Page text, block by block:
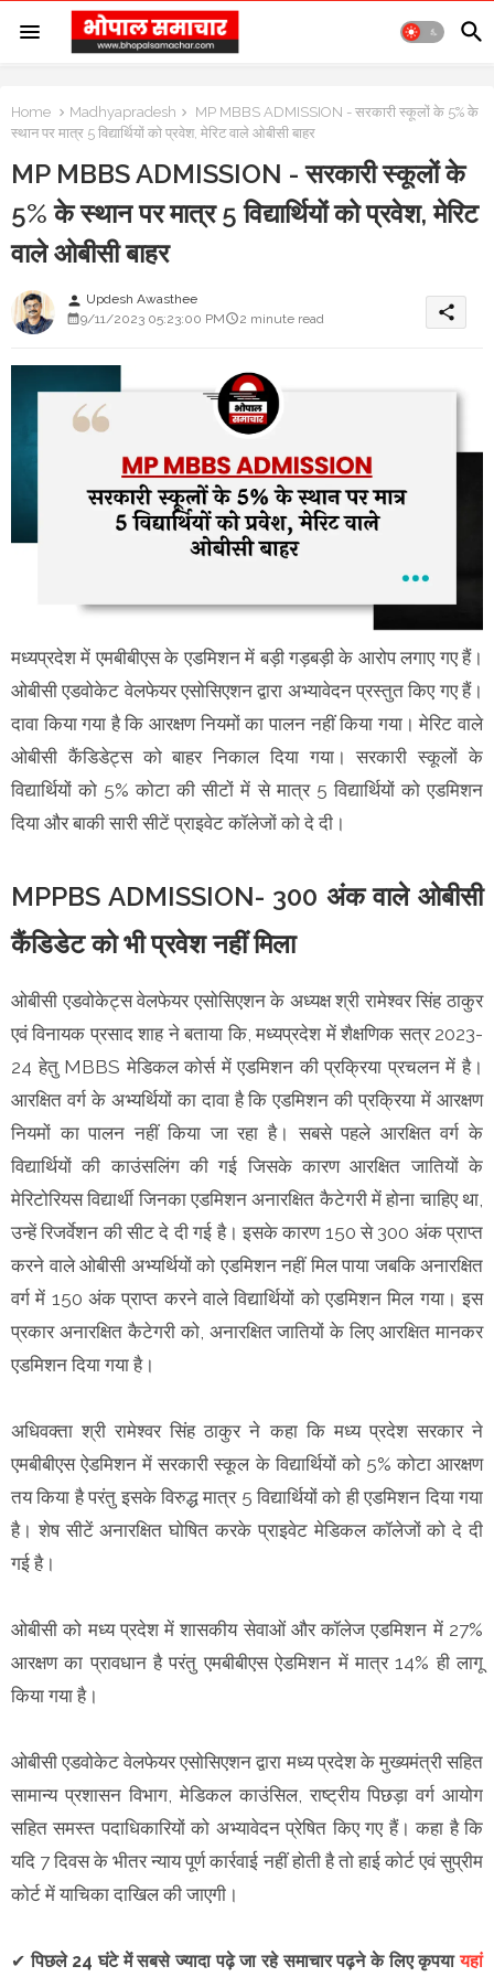
Home Madhyapradesh
MP MBBS ADMISSION - सरकारी स्कूलों के 5% के
स्थान पर मात्र 5 विद्यार्थियों को प्रवेश, मेरिट वाले ओबीसी बाहर
MP MBBS ADMISSION - सरकारी स्कूलों के
5% के स्थान पर मात्र 5 विद्यार्थियों को प्रवेश, मेरिट
वाले ओबीसी बाहर
person Updesh Awasthee
9/11/2023 05:23:00 PM
2 minute read share
मध्यप्रदेश में एमबीबीएस के एडमिशन में बड़ी गड़बड़ी के आरोप लगाए गए हैं।
ओबीसी एडवोकेट वेलफेयर एसोसिएशन द्वारा अभ्यावेदन प्रस्तुत किए गए हैं।
दावा किया गया है कि आरक्षण नियमों का पालन नहीं किया गया। मेरिट वाले
ओबीसी कैंडिडेट्स को बाहर निकाल दिया गया। सरकारी स्कूलों के
विद्यार्थियों को 5% कोटा की सीटों में से मात्र 5 विद्यार्थियों को एडमिशन
दिया और बाकी सारी सीटें प्राइवेट कॉलेजों को दे दी।
MPPBS ADMISSION- 300 अंक वाले ओबीसी
कैंडिडेट को भी प्रवेश नहीं मिला
ओबीसी एडवोकेट्स वेलफेयर एसोसिएशन के अध्यक्ष श्री रामेश्वर सिंह ठाकुर
एवं विनायक प्रसाद शाह ने बताया कि, मध्यप्रदेश में शैक्षणिक सत्र 2023-
24 हेतु MBBS मेडिकल कोर्स में एडमिशन की प्रक्रिया प्रचलन में है।
आरक्षित वर्ग के अभ्यर्थियों का दावा है कि एडमिशन की प्रक्रिया में आरक्षण
नियमों का पालन नहीं किया जा रहा है। सबसे पहले आरक्षित वर्ग के
विद्यार्थियों की काउंसलिंग की गई जिसके कारण आरक्षित जातियों के
मेरिटोरियस विद्यार्थी जिनका एडमिशन अनारक्षित कैटेगरी में होना चाहिए था,
उन्हें रिजर्वेशन की सीट दे दी गई है। इसके कारण 150 से 300 अंक प्राप्त
करने वाले ओबीसी अभ्यर्थियों को एडमिशन नहीं मिल पाया जबकि अनारक्षित
वर्ग में 150 अंक प्राप्त करने वाले विद्यार्थियों को एडमिशन मिल गया। इस
प्रकार अनारक्षित कैटेगरी को, अनारक्षित जातियों के लिए आरक्षित मानकर
एडमिशन दिया गया है।
अधिवक्ता श्री रामेश्वर सिंह ठाकुर ने कहा कि मध्य प्रदेश सरकार ने
एमबीबीएस ऐडमिशन में सरकारी स्कूल के विद्यार्थियों को 5% कोटा आरक्षण
तय किया है परंतु इसके विरुद्ध मात्र 5 विद्यार्थियों को ही एडमिशन दिया गया
है। शेष सीटें अनारक्षित घोषित करके प्राइवेट मेडिकल कॉलेजों को दे दी
गई है।
ओबीसी को मध्य प्रदेश में शासकीय सेवाओं और कॉलेज एडमिशन में 27%
आरक्षण का प्रावधान है परंतु एमबीबीएस ऐडमिशन में मात्र 14% ही लागू
किया गया है।
ओबीसी एडवोकेट वेलफेयर एसोसिएशन द्वारा मध्य प्रदेश के मुख्यमंत्री सहित
सामान्य प्रशासन विभाग, मेडिकल काउंसिल, राष्ट्रीय पिछड़ा वर्ग आयोग
सहित समस्त पदाधिकारियों को अभ्यावेदन प्रेषित किए गए हैं। कहा है कि
यदि 7 दिवस के भीतर न्याय पूर्ण कार्रवाई नहीं होती है तो हाई कोर्ट एवं सुप्रीम
कोर्ट में याचिका दाखिल की जाएगी।
✔ पिछले 24 घंटे में सबसे ज्यादा पढ़े जा रहे समाचार पढ़ने के लिए कृपयायहां